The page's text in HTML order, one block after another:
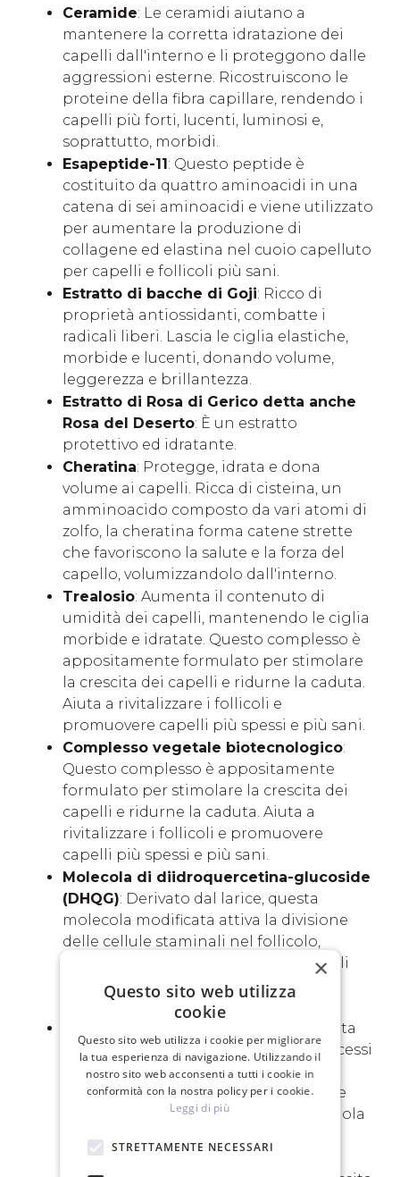
Ceramide: Le ceramidi aiutano a
mantenere la corretta idratazione dei
capelli dall'interno e li proteggono dalle
aggressioni esterne. Ricostruiscono le
proteine ​​della fibra capillare, rendendo i
capelli più forti, lucenti, luminosi e,
soprattutto, morbidi.
Esapeptide-11: Questo peptide è
costituito da quattro aminoacidi in una
catena di sei aminoacidi e viene utilizzato
per aumentare la produzione di
collagene ed elastina nel cuoio capelluto
per capelli e follicoli più sani.
Estratto di bacche di Goji: Ricco di
proprietà antiossidanti, combatte i
radicali liberi. Lascia le ciglia elastiche,
morbide e lucenti, donando volume,
leggerezza e brillantezza.
Estratto di Rosa di Gerico detta anche
Rosa del Deserto: È un estratto
protettivo ed idratante.
Cheratina: Protegge, idrata e dona
volume ai capelli. Ricca di cisteina, un
amminoacido composto da vari atomi di
zolfo, la cheratina forma catene strette
che favoriscono la salute e la forza del
capello, volumizzandolo dall'interno.
Trealosio: Aumenta il contenuto di
umidità dei capelli, mantenendo le ciglia
morbide e idratate. Questo complesso è
appositamente formulato per stimolare
la crescita dei capelli e ridurne la caduta.
Aiuta a rivitalizzare i follicoli e
promuovere capelli più spessi e più sani.
Complesso vegetale biotecnologico:
Questo complesso è appositamente
formulato per stimolare la crescita dei
capelli e ridurne la caduta. Aiuta a
rivitalizzare i follicoli e promuovere
capelli più spessi e più sani.
Molecola di diidroquercetina-glucoside
(DHQG): Derivato dal larice, questa
molecola modificata attiva la divisione
delle cellule staminali nel follicolo,
stimolando la riattivazione dei follicoli
dormienti e favorendo la nascita e la
crescita dei capelli.
: Ottenuta
dalle foglie di tè verde attraverso processi
biotecnologici, questa molecola è
particolarmente utile per la cura delle
ciglia danneggiate e indebolite. Stimola
la crescita dei capelli e rinforza sia le
ciglia che le sopracciglia.
×
Questo sito web utilizza
cookie
Questo sito web utilizza i cookie per migliorare
la tua esperienza di navigazione. Utilizzando il
nostro sito web acconsenti a tutti i cookie in
conformità con la nostra policy per i cookie.
Leggi di più
STRETTAMENTE NECESSARI